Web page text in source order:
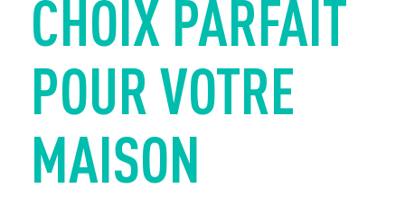
CHOIX PARFAIT
POUR VOTRE
MAISON